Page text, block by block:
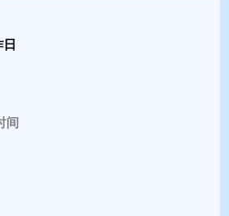
，是吉祥之数。数理分析：家门隆昌